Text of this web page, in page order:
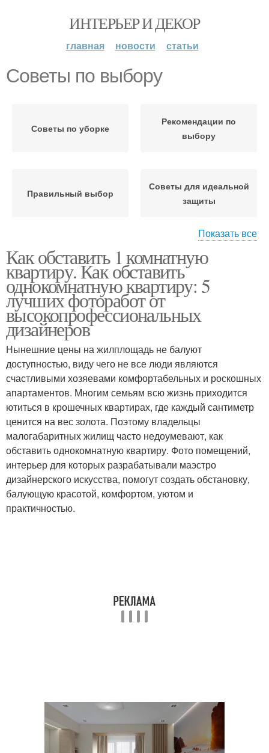
ИНТЕРЬЕР И ДЕКОР
главная новости статьи
Советы по выбору
Советы по уборке
Рекомендации по
выбору
Правильный выбор
Советы для идеальной
защиты
Практические советы Советы по установке
Дополнительные
советы
Советы по работе
Советы по уходу
Советы по
использованию
Советы по освещению Бюджетные советы
Показать все
Как обставить 1 комнатную
квартиру. Как обставить
однокомнатную квартиру: 5
лучших фоторабот от
высокопрофессиональных
дизайнеров
Нынешние цены на жилплощадь не балуют
доступностью, виду чего не все люди являются
счастливыми хозяевами комфортабельных и роскошных
апартаментов. Многим семьям всю жизнь приходится
ютиться в крошечных квартирах, где каждый сантиметр
ценится на вес золота. Поэтому владельцы
малогабаритных жилищ часто недоумевают, как
обставить однокомнатную квартиру. Фото помещений,
интерьер для которых разрабатывали маэстро
дизайнерского искусства, помогут создать обстановку,
балующую красотой, комфортом, уютом и
практичностью.